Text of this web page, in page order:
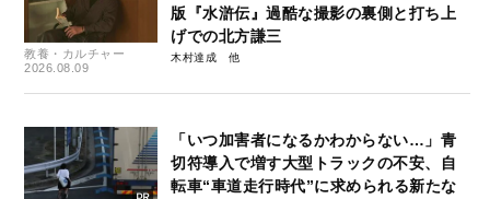
教養・カルチャー
2026.08.09
版『水滸伝』過酷な撮影の裏側と打ち上
げでの北方謙三
木村達成
「いつ加害者になるかわからない…」青
切符導入で増す大型トラックの不安、自
転車“車道走行時代”に求められる新たな